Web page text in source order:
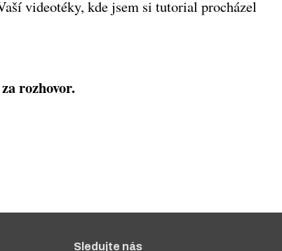
videotéky, kde jsem si tutorial procházel
rozhovor.
Sledujte nás